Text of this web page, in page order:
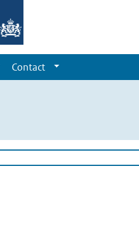
Contact